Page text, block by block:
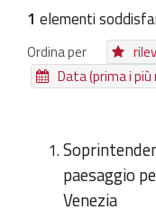
1 elementi
Ordina per
Data (prima i più
paesaggio
Venezia